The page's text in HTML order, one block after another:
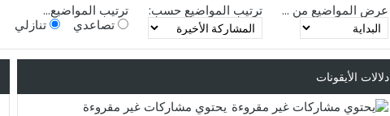
عرض المواضيع من ... ترتيب المواضيع حسب:
ترتيب المواضيع...
تصاعدي
تنازلي
دلالات الأيقونات
يحتوي مشاركات غير مقروءة